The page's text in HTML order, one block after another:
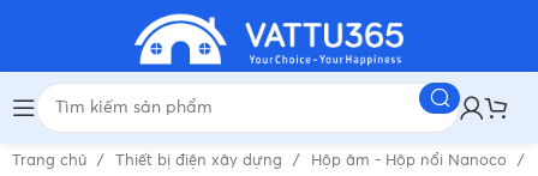
Trang chủ Thiết bị điện xây dựng Hộp âm - Hộp nổi Nanoco